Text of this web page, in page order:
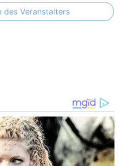
des Veranstalters